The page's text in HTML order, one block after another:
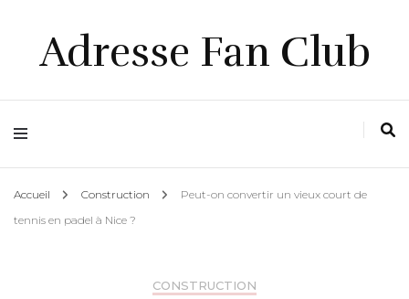
Adresse Fan Club
Accueil Construction
Peut-on convertir un vieux court de
tennis en padel à Nice ?
CONSTRUCTION